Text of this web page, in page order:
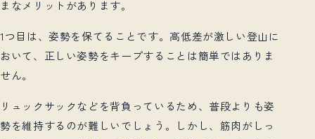
まなメリットがあります。
1つ目は、姿勢を保てることです。高低差が激しい登山に
おいて、正しい姿勢をキープすることは簡単ではありま
せん。
リュックサックなどを背負っているため、普段よりも姿
勢を維持するのが難しいでしょう。しかし、筋肉がしっ